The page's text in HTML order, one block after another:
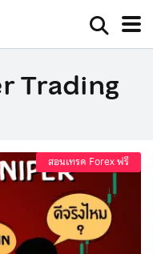
Trading
สอนเทรด Forex ฟรี